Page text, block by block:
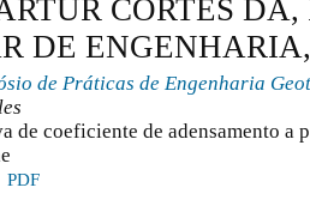
CORTÊS
DE
de Práticas de Engenharia
de coeficiente de adensamento a
PDF